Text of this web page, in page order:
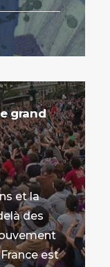
grand
et la
des
est